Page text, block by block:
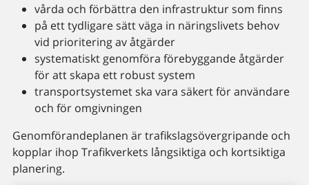
vårda och förbättra den infrastruktur som finns
på ett tydligare sätt väga in näringslivets behov
vid prioritering av åtgärder
systematiskt genomföra förebyggande åtgärder
för att skapa ett robust system
transportsystemet ska vara säkert för användare
och för omgivningen
Genomförandeplanen är trafikslagsövergripande och
kopplar ihop Trafikverkets långsiktiga och kortsiktiga
planering.